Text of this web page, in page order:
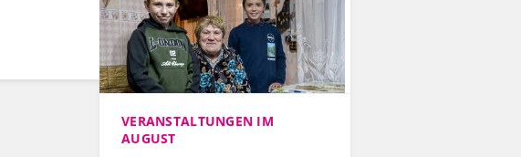
VERANSTALTUNGEN IM
AUGUST